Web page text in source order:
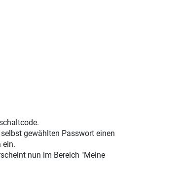
gewählten Passwort einen
ein.
nun im Bereich "Meine